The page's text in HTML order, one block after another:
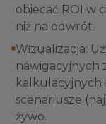
obiecać ROI w
niż na odwrót.
Wizualizacja:
nawigacyjnych
kalkulacyjnych
scenariusze
żywo.